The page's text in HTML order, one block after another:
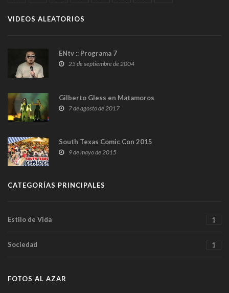
VIDEOS ALEATORIOS
ENtv :: Programa 7
25 de septiembre de 2004
Gilberto Gless en Matamoros
7 de agosto de 2017
South Texas Comic Con 2015
9 de mayo de 2015
CATEGORÍAS PRINCIPALES
Estilo de Vida 1
Sociedad 1
FOTOS AL AZAR